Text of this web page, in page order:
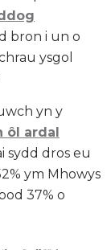
bron i un o
ysgol
yn y
ôl ardal
sydd dros eu
ym Mhowys
37% o